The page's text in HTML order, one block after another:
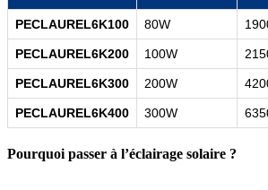
PECLAUREL6K100 80W
PECLAUREL6K200 100W
PECLAUREL6K300 200W
PECLAUREL6K400 300W
Pourquoi passer à l’éclairage solaire ?